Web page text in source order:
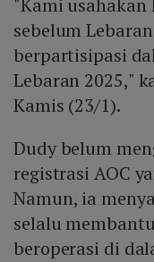
"Kami usahakan
sebelum
berpartisipasi
Lebaran 2025,"
Kamis (23/1).
Dudy belum
registrasi AOC
Namun, ia
selalu
beroperasi di